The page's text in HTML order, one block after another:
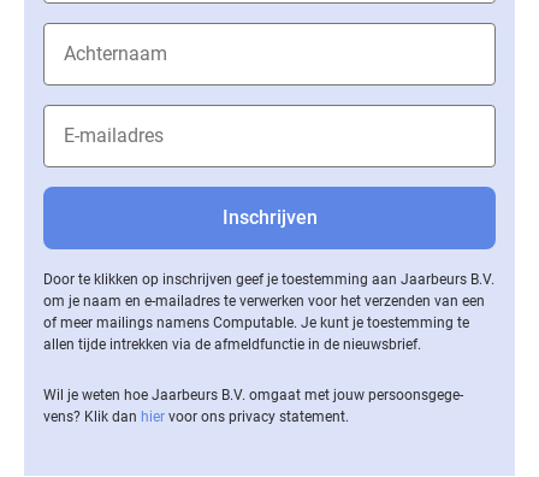
Door te klikken op inschrijven geef je toestemming aan Jaarbeurs B.V.
om je naam en e-mailadres te verwerken voor het verzenden van een
of meer mailings namens Computable. Je kunt je toestemming te
allen tijde intrekken via de af­meld­func­tie in de nieuwsbrief.
Wil je weten hoe Jaarbeurs B.V. omgaat met jouw per­soons­ge­ge­
vens? Klik dan hier voor ons privacy statement.